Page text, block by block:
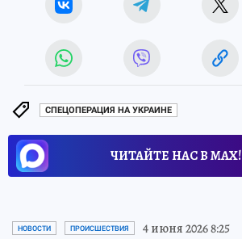
СПЕЦОПЕРАЦИЯ НА УКРАИНЕ
ЧИТАЙТЕ НАС В МАХ!
НОВОСТИ ПРОИСШЕСТВИЯ 4 июня 2026 8:25